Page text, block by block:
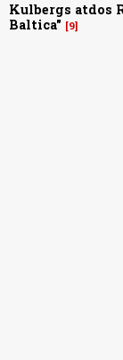
Kulbergs atdos
Baltica"
9